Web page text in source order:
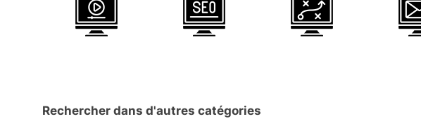
Rechercher dans d'autres catégories